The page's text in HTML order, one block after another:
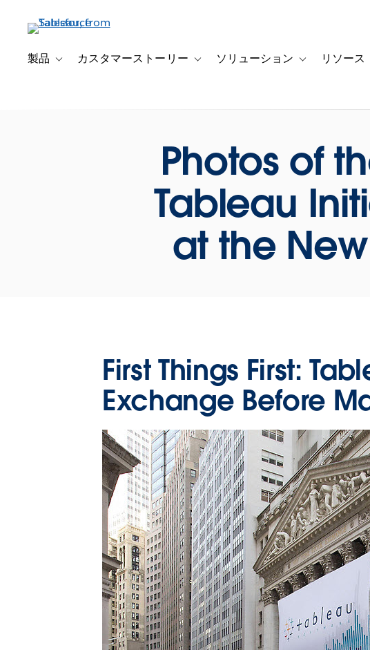
製品 Toggle sub-navigation for 製品
カスタマーストーリー Toggle sub-navigation for カスタマーストー
ソリューション Toggle sub-
リソース
Photos of
Tableau
at the
First Things First:
Exchange Before